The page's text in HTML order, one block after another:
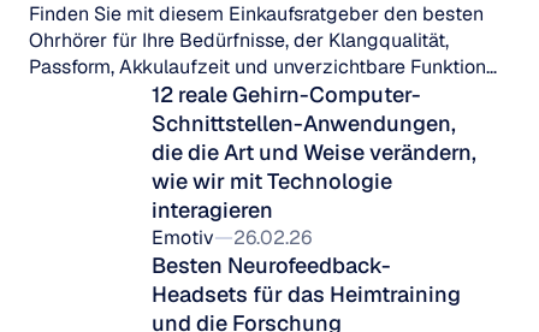
Finden Sie mit diesem Einkaufsratgeber den besten
Ohrhörer für Ihre Bedürfnisse, der Klangqualität,
Passform, Akkulaufzeit und unverzichtbare Funktionen
für jeden Lebensstil abdeckt.
12 reale Gehirn-Computer-
Schnittstellen-Anwendungen,
die die Art und Weise verändern,
wie wir mit Technologie
interagieren
Emotiv 26.02.26
Besten Neurofeedback-
Headsets für das Heimtraining
und die Forschung